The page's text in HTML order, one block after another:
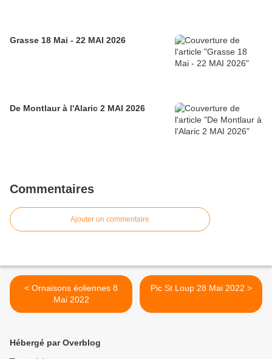
Grasse 18 Mai - 22 MAI 2026
De Montlaur à l'Alaric 2 MAI 2026
Commentaires
Ajouter un commentaire
< Ornaisons éoliennes 8
Mai 2022
Pic St Loup 28 Mai 2022 >
Hébergé par Overblog